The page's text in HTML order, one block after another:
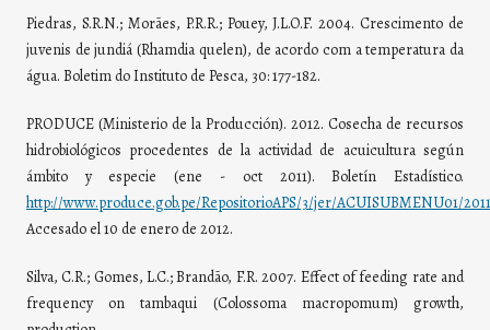
Piedras, S.R.N.; Morães, P.R.R.; Pouey, J.L.O.F. 2004. Crescimento de
juvenis de jundiá (Rhamdia quelen), de acordo com a temperatura da
água. Boletim do Instituto de Pesca, 30: 177-182.
PRODUCE (Ministerio de la Producción). 2012. Cosecha de recursos
hidrobiológicos procedentes de la actividad de acuicultura según
ámbito y especie (ene - oct 2011). Boletín Estadístico.
http://www.produce.gob.pe/RepositorioAPS/3/jer/ACUISUBMENU01/
Accesado el 10 de enero de 2012.
Silva, C.R.; Gomes, L.C.; Brandão, F.R. 2007. Effect of feeding rate and
frequency on tambaqui (Colossoma macropomum) growth,